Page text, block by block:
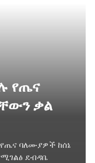
የጤና
ቃል
ባለሙያዎች ከሰኔ
ደብዳቤ